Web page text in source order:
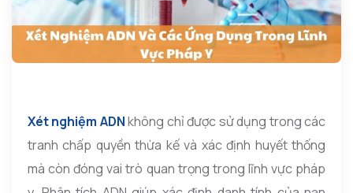
Xét nghiệm ADNkhông chỉ được sử dụng trong các
tranh chấp quyền thừa kế và xác định huyết thống
mà còn đóng vai trò quan trọng trong lĩnh vực pháp